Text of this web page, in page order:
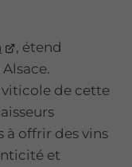
, étend
de cette
à offrir des vins
et